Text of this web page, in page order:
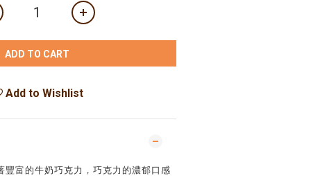
ADD TO CART
Add to Wishlist
豐富的牛奶巧克力，巧克力的濃郁口感